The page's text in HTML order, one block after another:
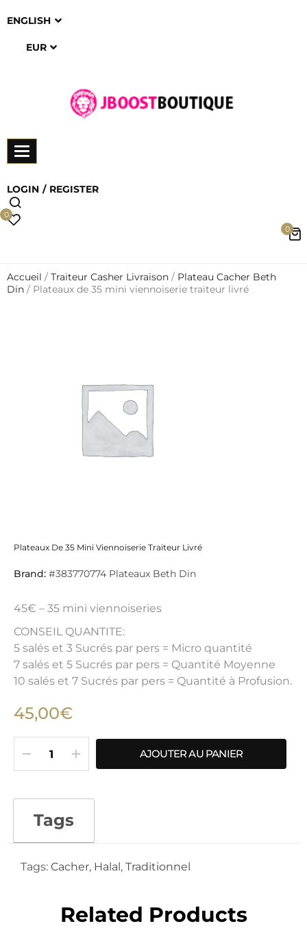
ENGLISH
EUR
Toggle
navigation
LOGIN REGISTER
0
0
Accueil / Traiteur Casher Livraison / Plateau Cacher Beth
Din / Plateaux de 35 mini viennoiserie traiteur livré
Plateaux De 35 Mini Viennoiserie Traiteur Livré
Brand: #383770774 Plateaux Beth Din
45€ – 35 mini viennoiseries
CONSEIL QUANTITE:
5 salés et 3 Sucrés par pers = Micro quantité
7 salés et 5 Sucrés par pers = Quantité Moyenne
10 salés et 7 Sucrés par pers = Quantité à Profusion.
45,00€
AJOUTER AU PANIER
Tags
Tags: Cacher, Halal, Traditionnel
Related Products